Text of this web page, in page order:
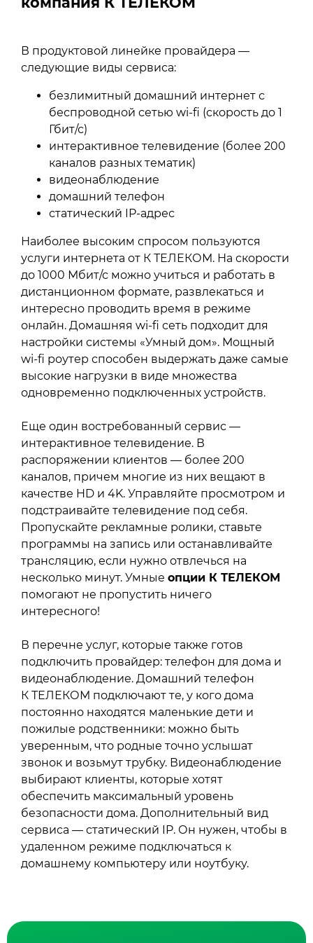
В продуктовой линейке провайдера —
следующие виды сервиса:
безлимитный домашний интернет с
беспроводной сетью wi-fi (скорость до 1
Гбит/с)
интерактивное телевидение (более 200
каналов разных тематик)
видеонаблюдение
домашний телефон
статический IP-адрес
Наиболее высоким спросом пользуются
услуги интернета от К ТЕЛЕКОМ. На скорости
до 1000 Мбит/с можно учиться и работать в
дистанционном формате, развлекаться и
интересно проводить время в режиме
онлайн. Домашняя wi-fi сеть подходит для
настройки системы «Умный дом». Мощный
wi-fi роутер способен выдержать даже самые
высокие нагрузки в виде множества
одновременно подключенных устройств.
Еще один востребованный сервис —
интерактивное телевидение. В
распоряжении клиентов — более 200
каналов, причем многие из них вещают в
качестве HD и 4K. Управляйте просмотром и
подстраивайте телевидение под себя.
Пропускайте рекламные ролики, ставьте
программы на запись или останавливайте
трансляцию, если нужно отвлечься на
несколько минут. Умные опции К ТЕЛЕКОМ
помогают не пропустить ничего
интересного!
В перечне услуг, которые также готов
подключить провайдер: телефон для дома и
видеонаблюдение. Домашний телефон
К ТЕЛЕКОМ подключают те, у кого дома
постоянно находятся маленькие дети и
пожилые родственники: можно быть
уверенным, что родные точно услышат
звонок и возьмут трубку. Видеонаблюдение
выбирают клиенты, которые хотят
обеспечить максимальный уровень
безопасности дома. Дополнительный вид
сервиса — статический IP. Он нужен, чтобы в
удаленном режиме подключаться к
домашнему компьютеру или ноутбуку.